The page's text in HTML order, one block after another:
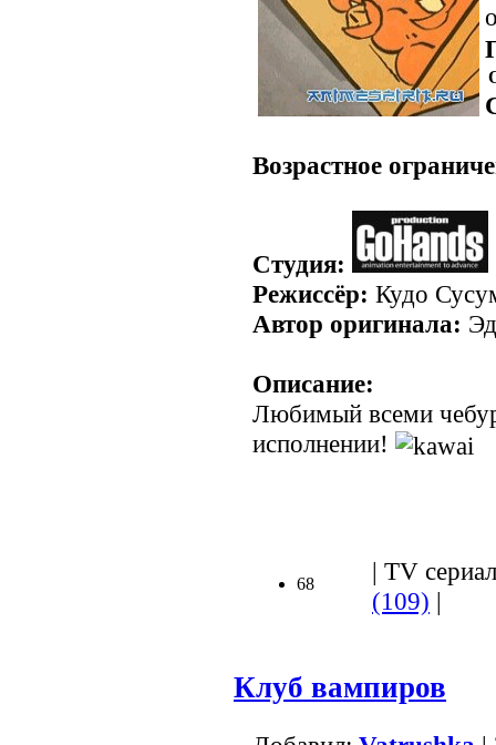
Возрастное
Студия:
Режиссёр: Кудо
Автор оригинала:
Описание:
Любимый всеми
исполнении!
68
| TV
(109) |
Клуб вампиров